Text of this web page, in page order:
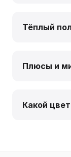
Тёплый
Плюсы и
Какой